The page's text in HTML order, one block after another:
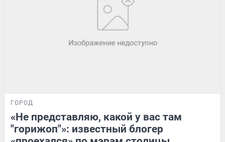
ГОРОД
«Не представляю, какой у вас там
"горижоп"»: известный блогер